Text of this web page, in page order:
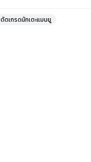
ตัดเกรดนักเตะแมนยู